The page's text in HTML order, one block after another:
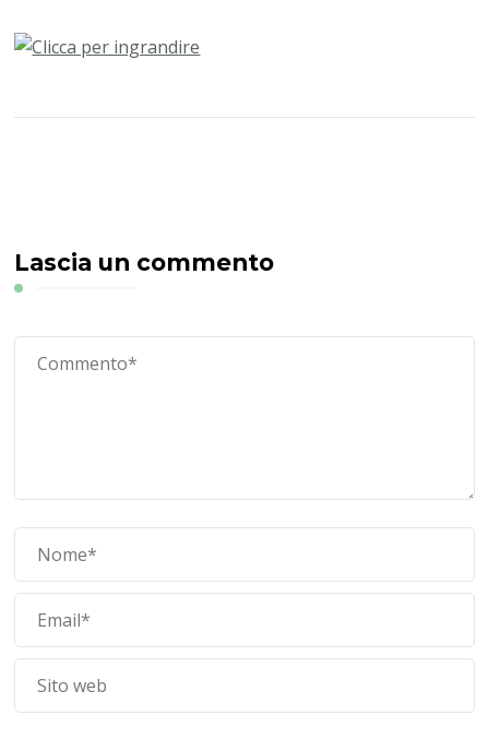
Lascia un commento